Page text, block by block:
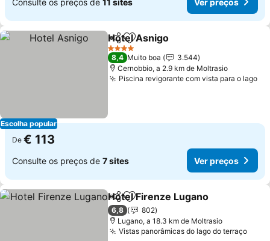
Escolha popular
PartilharAdicionar aos favoritos
Hotel Asnigo
4 Estrelas
8,4 Muito boa
3.544
Cernobbio, a 2.9 km de Moltrasio
Piscina revigorante com vista para o lago
De € 113
Consulte os preços de 7 sites Ver preços
PartilharAdicionar aos favoritos
Hotel Firenze Lugano
6,8
802
Lugano, a 18.3 km de Moltrasio
Vistas panorâmicas do lago do terraçoVer